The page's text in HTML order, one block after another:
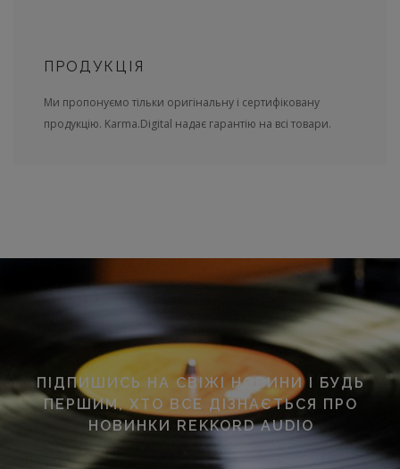
ПРОДУКЦІЯ
Ми пропонуємо тільки оригінальну і сертифіковану
продукцію. Karma.Digital надає гарантію на всі товари.
ПІДПИШИСЬ НА СВІЖІ НОВИНИ І БУДЬ
ПЕРШИМ, ХТО ВСЕ ДІЗНАЄТЬСЯ ПРО
НОВИНКИ REKKORD AUDIO